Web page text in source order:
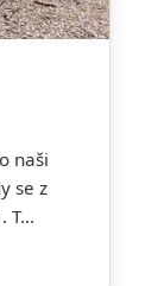
naši
se z
T...